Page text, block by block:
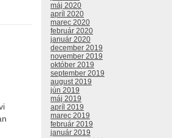
máj 2020
apríl 2020
marec 2020
február 2020
január 2020
december 2019
november 2019
október 2019
september 2019
august 2019
jún 2019
máj 2019
apríl 2019
marec 2019
február 2019
január 2019